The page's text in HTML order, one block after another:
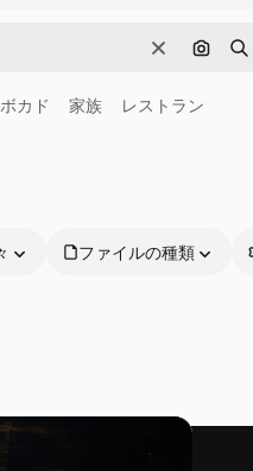
消去 画像で検
カド 家族 レストラン
ファイルの種類